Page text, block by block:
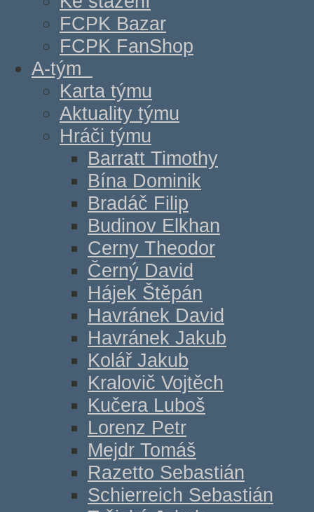
FCPK Bazar
FCPK FanShop
A-tým
Karta týmu
Aktuality týmu
Hráči týmu
Barratt Timothy
Bína Dominik
Bradáč Filip
Budinov Elkhan
Cerny Theodor
Černý David
Hájek Štěpán
Havránek David
Havránek Jakub
Kolář Jakub
Kralovič Vojtěch
Kučera Luboš
Lorenz Petr
Mejdr Tomáš
Razetto Sebastián
Schierreich Sebastián